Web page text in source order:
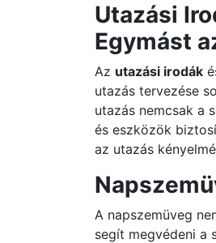
Utazási
Egymást
Az utazási irodák
utazás tervezése
utazás nemcsak a
és eszközök
az utazás
A napszemüveg
segít megvédeni a